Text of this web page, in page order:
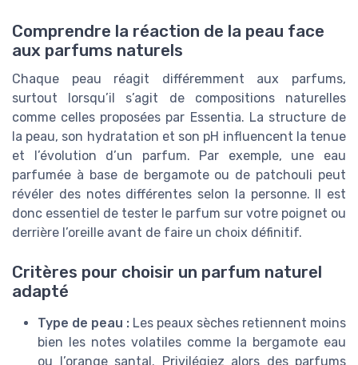
Comprendre la réaction de la peau face
aux parfums naturels
Chaque peau réagit différemment aux parfums,
surtout lorsqu’il s’agit de compositions naturelles
comme celles proposées par Essentia. La structure de
la peau, son hydratation et son pH influencent la tenue
et l’évolution d’un parfum. Par exemple, une eau
parfumée à base de bergamote ou de patchouli peut
révéler des notes différentes selon la personne. Il est
donc essentiel de tester le parfum sur votre poignet ou
derrière l’oreille avant de faire un choix définitif.
Critères pour choisir un parfum naturel
adapté
Type de peau : Les peaux sèches retiennent moins
bien les notes volatiles comme la bergamote eau
ou l’orange santal. Privilégiez alors des parfums